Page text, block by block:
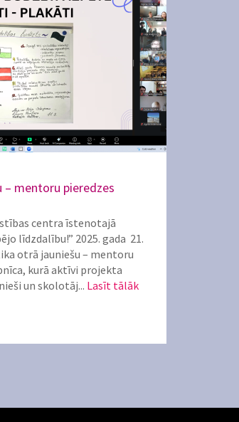
– mentoru pieredzes
centra īstenotajā
līdzdalību!” 2025. gada 21.
otrā jauniešu – mentoru
kurā aktīvi projekta
un skolotāj... Lasīt tālāk